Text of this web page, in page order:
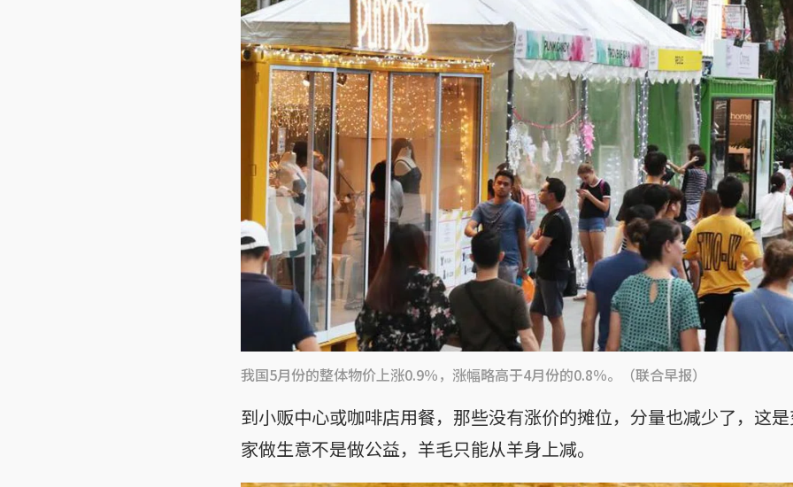
我国5月份的整体物价上涨0.9％，涨幅略高于4月份的0.8％。（联合早报）
到小贩中心或咖啡店用餐，那些没有涨价的摊位，分量也减少了，这
家做生意不是做公益，羊毛只能从羊身上减。